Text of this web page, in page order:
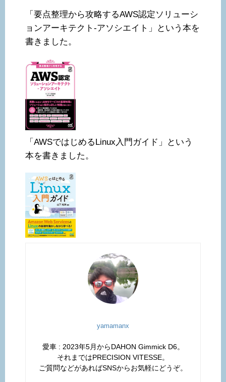
「要点整理から攻略するAWS認定ソリューシ
ョンアーキテクト-アソシエイト」という本を
書きました。
「AWSではじめるLinux入門ガイド」という
本を書きました。
yamamanx
愛車 : 2023年5月からDAHON Gimmick D6。
それまではPRECISION VITESSE。
ご質問などがあればSNSからお気軽にどうぞ。